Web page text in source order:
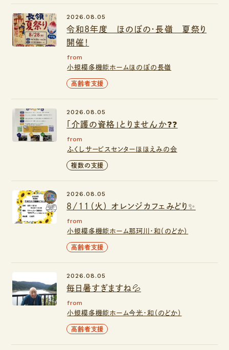
令和8年度 ほのぼの・長嶺 夏祭り
開催！
2026.08.05
from
小規模多機能ホームほのぼの長嶺
高齢者支援
「介護の資格」とりませんか❓❓
2026.08.05
from
ふくしサービスセンターほほえみの会
複数の支援
8/11（火） オレンジカフェみどり✨
2026.08.05
from
小規模多機能ホーム那珂川・和（のどか）
高齢者支援
毎日暑すぎますね💦
2026.08.05
from
小規模多機能ホーム今光・和（のどか）
高齢者支援